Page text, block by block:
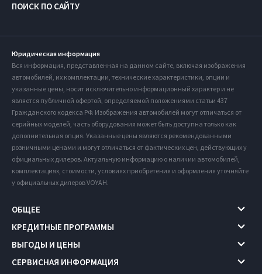
ПОИСК ПО САЙТУ
Юридическая информация
Вся информация, представленная на данном сайте, включая изображения
автомобилей, их комплектации, технические характеристики, опции и
указанные цены, носит исключительно информационный характер и не
является публичной офертой, определяемой положениями статьи 437
Гражданского кодекса РФ. Изображения автомобилей могут отличаться от
серийных моделей, часть оборудования может быть доступна только как
дополнительная опция. Указанные цены являются рекомендованными
розничными ценами и могут отличаться от фактических цен, действующих у
официальных дилеров. Актуальную информацию о наличии автомобилей,
комплектациях, стоимости, условиях приобретения и оформления уточняйте
у официальных дилеров VOYAH.
ОБЩЕЕ
КРЕДИТНЫЕ ПРОГРАММЫ
ВЫГОДЫ И ЦЕНЫ
СЕРВИСНАЯ ИНФОРМАЦИЯ